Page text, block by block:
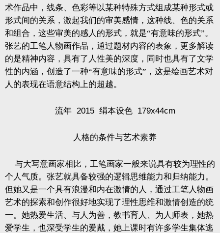
术作品中，线条、色彩等以某种特殊方式组成某种形式或
形式间的关系，激起我们的审美感情，这种线、色的关系
和组合，这些审美的感人的形式，就是“有意味的形式”。
张艺的工笔人物画作品，通过题材内容的表象，更多解读
的是精神内容，具有了人性美的深度，同时也具有了文学
性的内涵，创造了一种“有意味的形式”，这是绘画艺术对
人的表现在语意结构上的超越。
流年2015 绢本设色179x44cm
人格的条件与艺术素养
与大写意画家相比，工笔画家一般来说具有较为理性的
个人气质。张艺就具备较强的逻辑思维能力和归纳能力。
但她又是一个具有浪漫和内在激情的人，通过工笔人物画
艺术的探索和创作很好地实现了理性思维和激情创造的统
一。她热爱生活、与人为善，教书育人、为人师表，她热
爱学生，也深受学生的爱戴，她上课时有许多学生集体逃